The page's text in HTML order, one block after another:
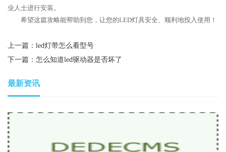
业人士进行安装。
希望这篇攻略能帮助到您，让您的LED灯具安全、顺利地投入使用！
上一篇： led灯带怎么看型号
下一篇： 怎么知道led驱动器是否坏了
最新资讯